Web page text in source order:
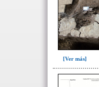
[Ver más]